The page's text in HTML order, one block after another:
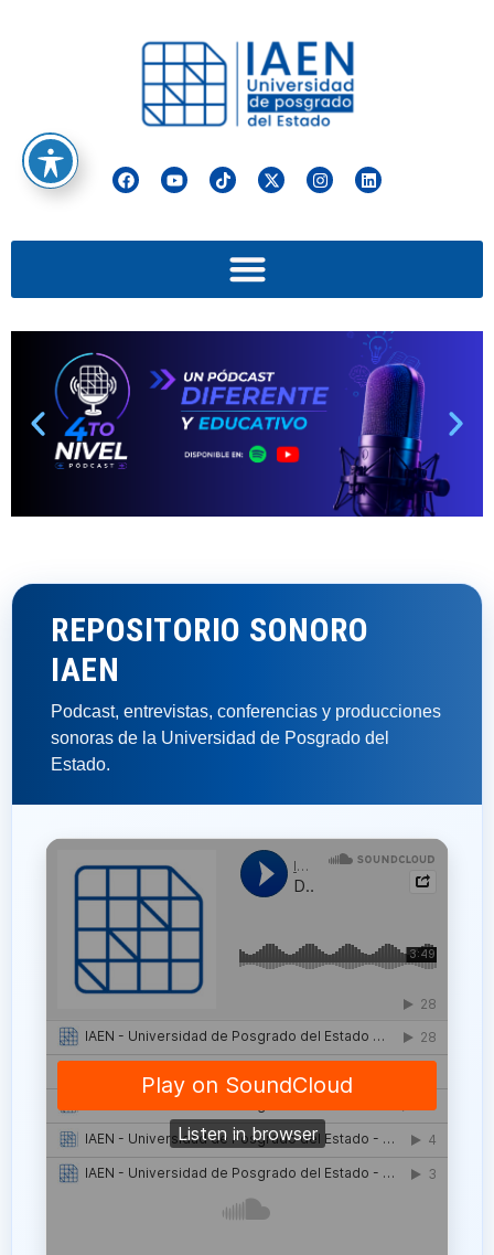
aquí
REPOSITORIO SONORO
IAEN
Podcast, entrevistas, conferencias y producciones
sonoras de la Universidad de Posgrado del
Estado.